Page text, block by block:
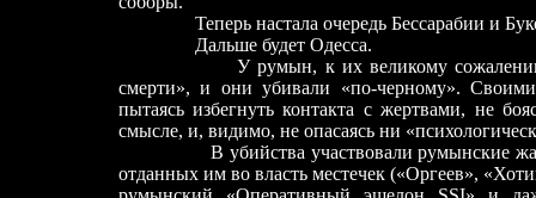
Теперь настала очередь Бессарабии и
Дальше будет Одесса.
У румын, к их великому сожалению,
смерти», и они убивали «по-черному».
пытаясь избегнуть контакта с жертвами, не
смысле, и, видимо, не опасаясь ни
В убийства участвовали румынские
отданных им во власть местечек («Оргеев»,